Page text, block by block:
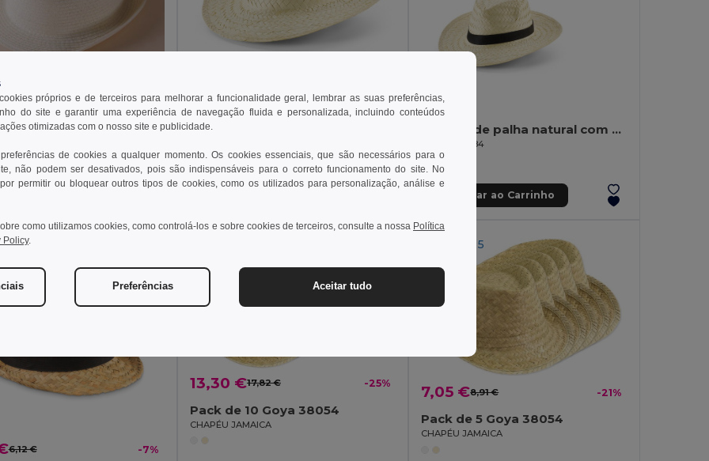
2,10 €
Chapéu de palha natural
2,34 €
Chapéu de palha natural com fita em poliéster
Egotier 99084
Adicionar ao Carrinho
6,12 € -7%
13,30 €17,82 € -25%
Pack de 10 Goya 38054
CHAPÉU JAMAICA
MIN QTY: 5
7,05 €8,91 € -21%
Pack de 5 Goya 38054
CHAPÉU JAMAICA
próprios e de terceiros para melhorar a funcionalidade geral, lembrar as suas preferências,
do site e garantir uma experiência de navegação fluida e personalizada, incluindo conteúdos
otimizadas com o nosso site e publicidade.
de cookies a qualquer momento. Os cookies essenciais, que são necessários para o
não podem ser desativados, pois são indispensáveis para o correto funcionamento do site. No
permitir ou bloquear outros tipos de cookies, como os utilizados para personalização, análise e
como utilizamos cookies, como controlá-los e sobre cookies de terceiros, consulte a nossa Política
Policy.
Preferências Aceitar tudo